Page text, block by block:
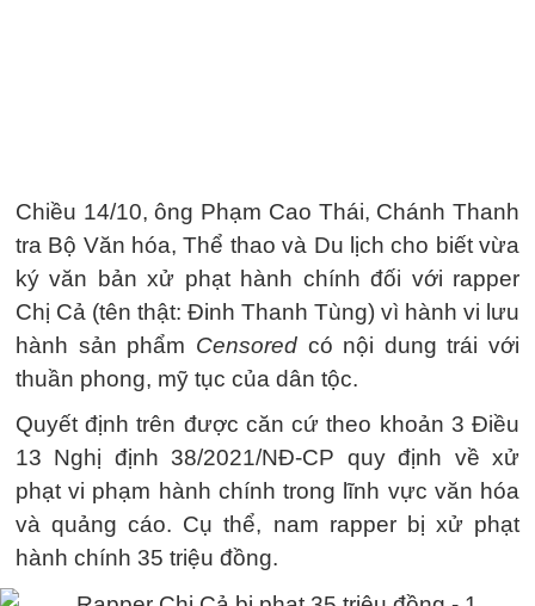
Chiều 14/10, ông Phạm Cao Thái, Chánh Thanh
tra Bộ Văn hóa, Thể thao và Du lịch cho biết vừa
ký văn bản xử phạt hành chính đối với rapper
Chị Cả (tên thật: Đinh Thanh Tùng) vì hành vi lưu
hành sản phẩm Censoredcó nội dung trái với
thuần phong, mỹ tục của dân tộc.
Quyết định trên được căn cứ theo khoản 3 Điều
13 Nghị định 38/2021/NĐ-CP quy định về xử
phạt vi phạm hành chính trong lĩnh vực văn hóa
và quảng cáo. Cụ thể, nam rapper bị xử phạt
hành chính 35 triệu đồng.